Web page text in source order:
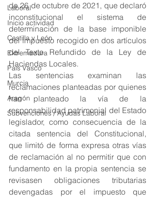
Laboral
Inicio actividad
Castilla y León
Extremadura
País Vasco
Murcia
Aragón
Subvenciones / Ayudas Laboral
de 26 de octubre de 2021, que declaró
inconstitucional el sistema de
determinación de la base imponible
del impuesto recogido en dos artículos
del Texto Refundido de la Ley de
Haciendas Locales.
Las sentencias examinan las
reclamaciones planteadas por quienes
han planteado la vía de la
responsabilidad patrimonial del Estado
legislador, como consecuencia de la
citada sentencia del Constitucional,
que limitó de forma expresa otras vías
de reclamación al no permitir que con
fundamento en la propia sentencia se
revisasen obligaciones tributarias
devengadas por el impuesto que